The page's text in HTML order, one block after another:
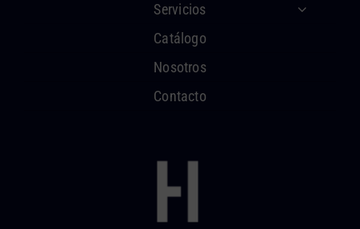
Servicios
Catálogo
Nosotros
Contacto